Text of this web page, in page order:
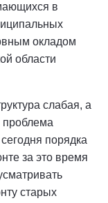
в
окладом
области
слабая, а
проблема
порядка
за это время
старых